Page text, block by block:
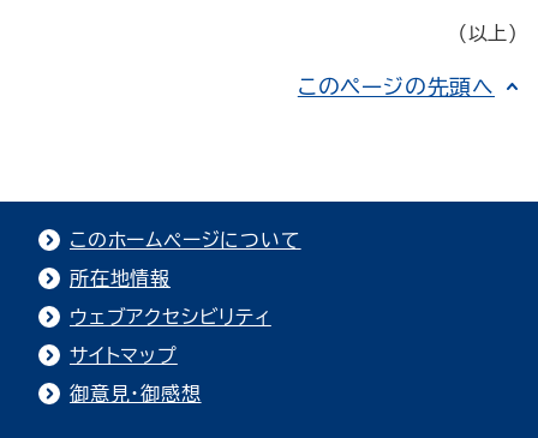
（以上）
このページの先頭へ
このホームページについて
所在地情報
ウェブアクセシビリティ
サイトマップ
御意見・御感想